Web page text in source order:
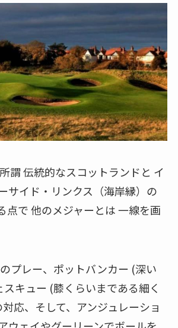
謂 伝統的なスコットランドと イ
サイド・リンクス（海岸縁）の
点で 他のメジャーとは 一線を画
プレー、ポットバンカー (深い
キュー (膝くらいまである細く
応、そして、アンジュレーショ